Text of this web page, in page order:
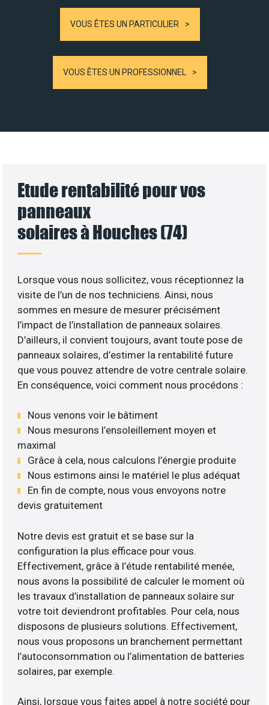
VOUS ÊTES UN PARTICULIER
VOUS ÊTES UN PROFESSIONNEL
Etude rentabilité pour vos
panneaux
solaires à Houches (74)
Lorsque vous nous sollicitez, vous réceptionnez la
visite de l’un de nos techniciens. Ainsi, nous
sommes en mesure de mesurer précisément
l’impact de l’installation de panneaux solaires.
D’ailleurs, il convient toujours, avant toute pose de
panneaux solaires, d’estimer la rentabilité future
que vous pouvez attendre de votre centrale solaire.
En conséquence, voici comment nous procédons :
Nous venons voir le bâtiment
Nous mesurons l’ensoleillement moyen et
maximal
Grâce à cela, nous calculons l’énergie produite
Nous estimons ainsi le matériel le plus adéquat
En fin de compte, nous vous envoyons notre
devis gratuitement
Notre devis est gratuit et se base sur la
configuration la plus efficace pour vous.
Effectivement, grâce à l’étude rentabilité menée,
nous avons la possibilité de calculer le moment où
les travaux d’installation de panneaux solaire sur
votre toit deviendront profitables. Pour cela, nous
disposons de plusieurs solutions. Effectivement,
nous vous proposons un branchement permettant
l’autoconsommation ou l’alimentation de batteries
solaires, par exemple.
Ainsi, lorsque vous faites appel à notre société pour